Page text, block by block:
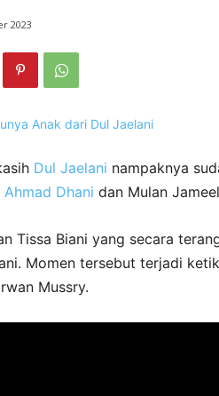
2023
Dul Jaelani nampaknya
Ahmad Dhani dan Mulan
Tissa Biani yang secara
Momen tersebut terjadi
Mussry.